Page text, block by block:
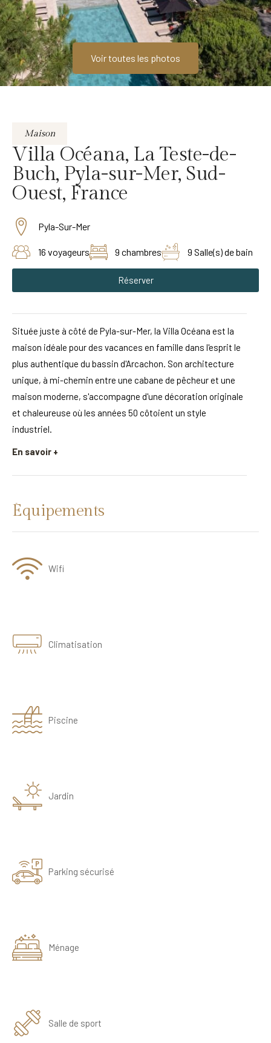
Voir toutes les photos
Maison
Villa Océana, La Teste-de-
Buch, Pyla-sur-Mer, Sud-
Ouest, France
Pyla-Sur-Mer
16 voyageurs 9 chambres 9 Salle(s) de bain
Réserver
Située juste à côté de Pyla-sur-Mer, la Villa Océana est la
maison idéale pour des vacances en famille dans l'esprit le
plus authentique du bassin d'Arcachon. Son architecture
unique, à mi-chemin entre une cabane de pêcheur et une
maison moderne, s'accompagne d'une décoration originale
et chaleureuse où les années 50 côtoient un style
industriel.
En savoir +
Équipements
Wifi
Climatisation
Piscine
Jardin
Parking sécurisé
Ménage
Salle de sport